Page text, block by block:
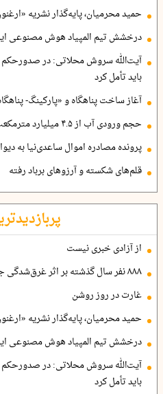
حمید محرمیان، پایه‌گذار نشریه
درخشش تیم المپیاد هوش مصنوعی
آیت‌الله سروش محلاتی: در
باید تأمل کرد
آغاز ساخت پناهگاه و «پارکینگ-
حجم ورودی آب از ۴.۵ میلیارد مترمکعب گذشت؛ دریاچه ارومیه جان گرفت
پرونده مصادره اموال ساعدی‌نیا به
قلم‌های شکسته و آرزوهای برباد رفته
از آزادی خبری نیست
۸۸۸ نفر سال گذشته بر اثر غرق‌شدگی جان باختند
غارت در روز روشن
حمید محرمیان، پایه‌گذار نشریه
درخشش تیم المپیاد هوش مصنوعی
آیت‌الله سروش محلاتی: در
باید تأمل کرد